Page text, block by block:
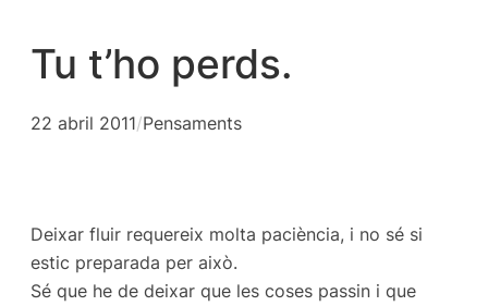
Tu t’ho perds.
22 abril 2011/Pensaments
Deixar fluir requereix molta paciència, i no sé si
estic preparada per això.
Sé que he de deixar que les coses passin i que